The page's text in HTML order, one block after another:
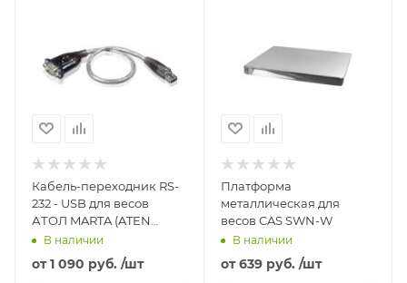
Кабель-переходник RS-
232 - USB для весов
АТОЛ MARTA (ATEN
UC232A / UC232A-AT)
В наличии
от1 090 руб. /шт
Платформа
металлическая для
весов CAS SWN-W
В наличии
от639 руб. /шт